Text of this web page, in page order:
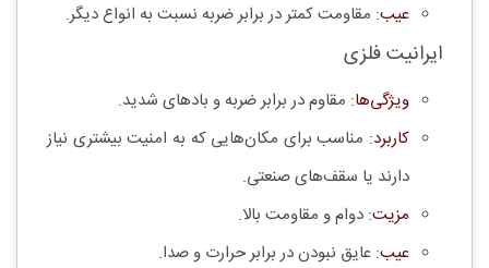
عیب: مقاومت کمتر در برابر ضربه نسبت به انواع دیگر.
ایرانیت فلزی
ویژگی‌ها: مقاوم در برابر ضربه و بادهای شدید.
کاربرد: مناسب برای مکان‌هایی که به امنیت بیشتری نیاز
دارند یا سقف‌های صنعتی.
مزیت: دوام و مقاومت بالا.
عیب: عایق نبودن در برابر حرارت و صدا.